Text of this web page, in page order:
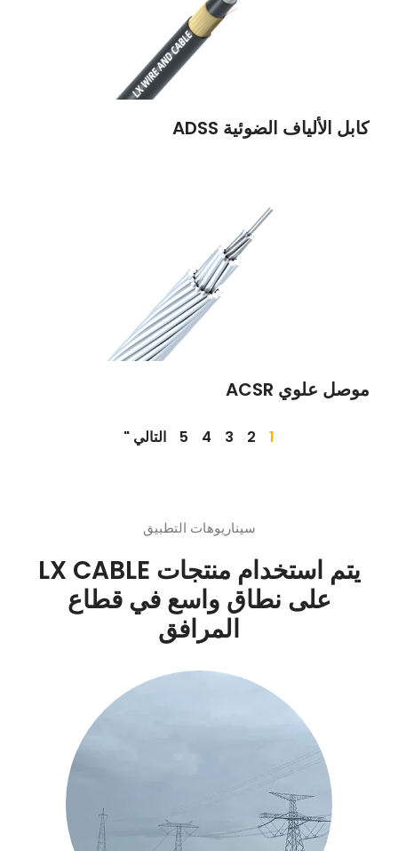
كابل الألياف الضوئية ADSS
موصل علوي ACSR
1
2
3
4
5 التالي "
سيناريوهات التطبيق
يتم استخدام منتجات LX CABLE
على نطاق واسع في قطاع
المرافق